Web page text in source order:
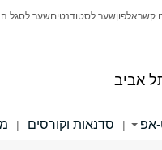
אביב
קשראלפוןשער לסטודנטיםשער לסגל
אפ | סדנאות וקורסים |